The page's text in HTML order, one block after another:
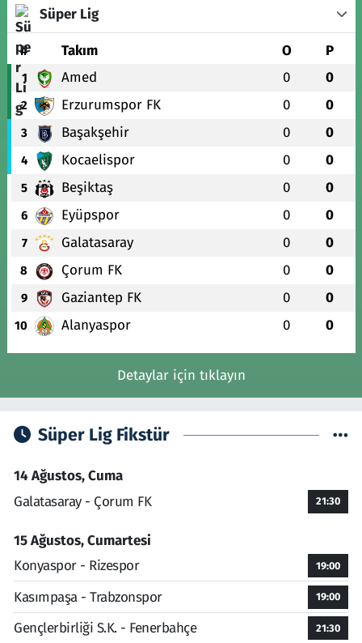
Süper Lig
# Takım O P
1 Amed 0 0
2 Erzurumspor FK 0 0
3 Başakşehir 0 0
4 Kocaelispor 0 0
5 Beşiktaş 0 0
6 Eyüpspor 0 0
7 Galatasaray 0 0
8 Çorum FK 0 0
9 Gaziantep FK 0 0
10 Alanyaspor 0 0
Detaylar için tıklayın
Süper Lig Fikstür
14 Ağustos, Cuma
Galatasaray - Çorum FK
21:30
15 Ağustos, Cumartesi
Konyaspor - Rizespor
19:00
Kasımpaşa - Trabzonspor 19:00
Gençlerbirliği S.K. - Fenerbahçe 21:30